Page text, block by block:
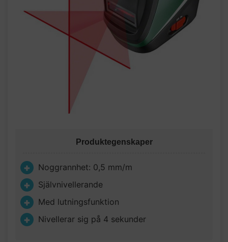
Produktegenskaper
Noggrannhet: 0,5 mm/m
Självnivellerande
Med lutningsfunktion
Nivellerar sig på 4 sekunder